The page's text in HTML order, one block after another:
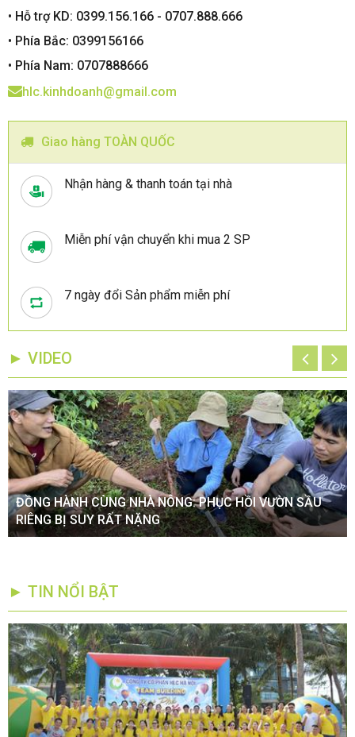
• Hỗ trợ KD: 0399.156.166 - 0707.888.666
• Phía Bắc: 0399156166
• Phía Nam: 0707888666
hlc.kinhdoanh@gmail.com
Giao hàng TOÀN QUỐC
Nhận hàng & thanh toán tại nhà
Miễn phí vận chuyển khi mua 2 SP
7 ngày đổi Sản phẩm miễn phí
► VIDEO
ĐỒNG HÀNH CÙNG NHÀ NÔNG: PHỤC HỒI VƯỜN SẦU
RIÊNG BỊ SUY RẤT NẶNG
► TIN NỔI BẬT